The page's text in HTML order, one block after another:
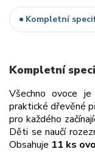
Kompletní
Kompletní
Všechno ovoce
praktické dřevěné
pro každého
Děti se naučí
Obsahuje 11 ks